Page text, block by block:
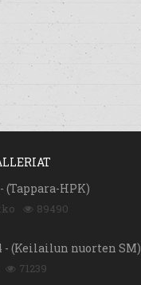
- (Tappara-HPK)
89490
- (Keilailun nuorten SM)
71239